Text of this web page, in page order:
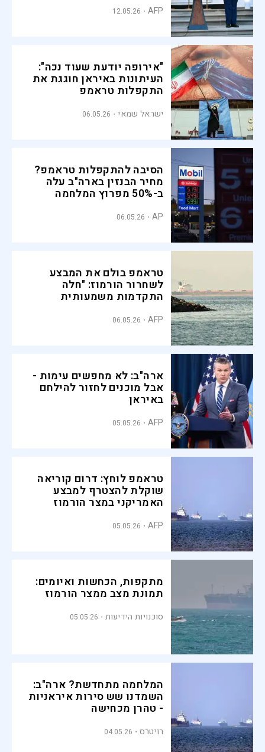
AFP
12.05.26
"אירופה יודעת שעוד נכה":
העיתונות באיראן חוגגת את
התקפלות טראמפ
ישראל שמאי 06.05.26
הסיבה להתקפלות טראמפ?
מחיר הבנזין בארה"ב עלה
ב-50% מפרוץ המלחמה
AP
06.05.26
טראמפ בולם את המבצע
לשחרור הורמוז: "חלה
התקדמות משמעותית
AFP
06.05.26
ארה"ב: לא מחפשים עימות -
אבל מוכנים לחזור להילחם
באיראן
AFP
05.05.26
טראמפ לוחץ: דרום קוריאה
שוקלת להצטרף למבצע
האמריקני במצר הורמוז
AFP
05.05.26
מתקפות, הכחשות ואיומים:
תמונת מצב ממצר הורמוז
סוכנויות הידיעות 05.05.26
המלחמה מתחדשת? ארה"ב:
השמדנו שש סירות איראניות
- טהרן מכחישה
רויטרס 04.05.26